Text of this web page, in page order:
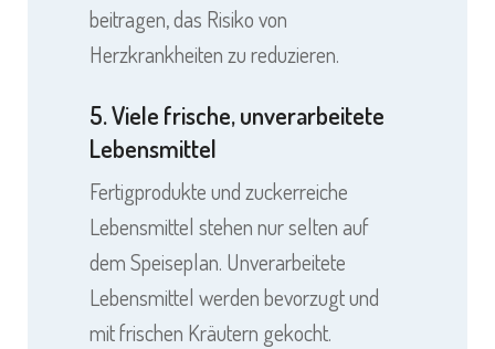
beitragen, das Risiko von
Herzkrankheiten zu reduzieren.
5. Viele frische, unverarbeitete
Lebensmittel
Fertigprodukte und zuckerreiche
Lebensmittel stehen nur selten auf
dem Speiseplan. Unverarbeitete
Lebensmittel werden bevorzugt und
mit frischen Kräutern gekocht.